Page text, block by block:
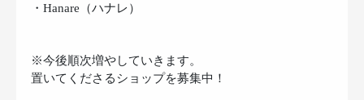
・Hanare（ハナレ）
※今後順次増やしていきます。
置いてくださるショップを募集中！